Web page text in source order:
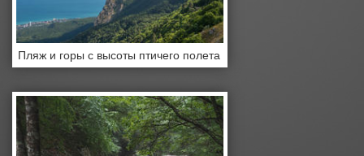
Пляж и горы с высоты птичего полета